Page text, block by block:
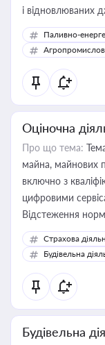
і відновлюваних
Паливно-
Оціночна
Про що тема:
майна, майнових
включно з
цифровими
Відстеження
корисне для
бухгалтера під
державного
статусу суб'єктів
Страхова
Будівельна
Будівельна